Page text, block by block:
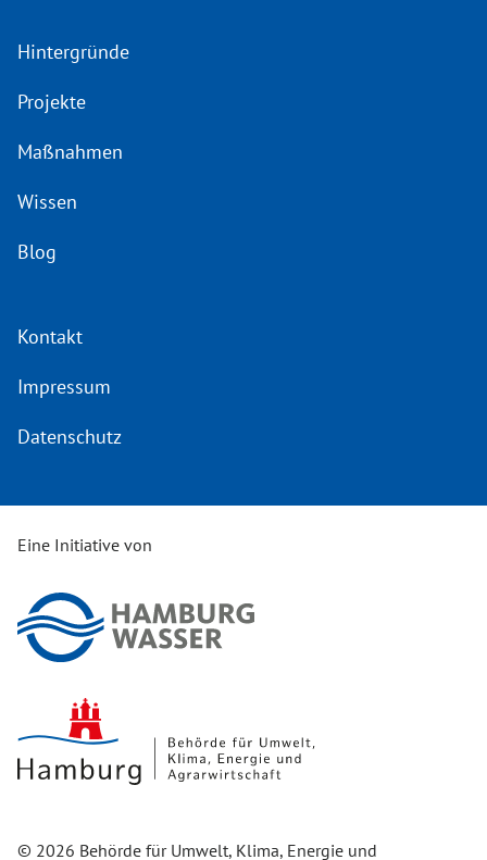
Hintergründe
Projekte
Maßnahmen
Wissen
Blog
Kontakt
Impressum
Datenschutz
© 2026 Behörde für Umwelt, Klima, Energie und
Eine Initiative von